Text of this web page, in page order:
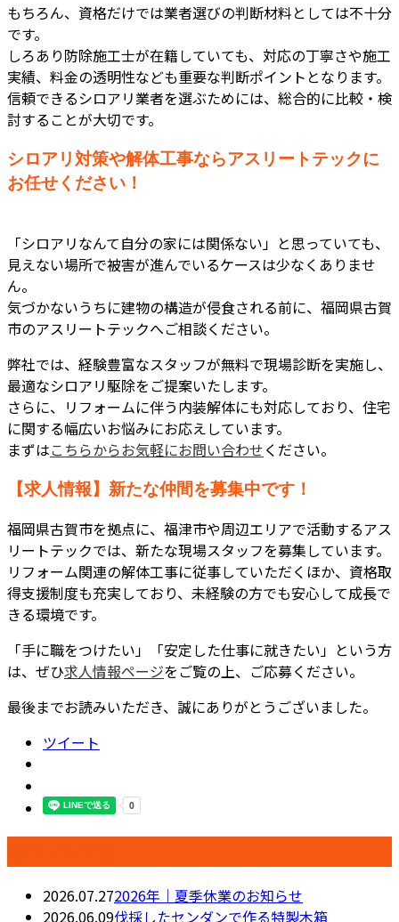
もちろん、資格だけでは業者選びの判断材料としては不十分
です。
しろあり防除施工士が在籍していても、対応の丁寧さや施工
実績、料金の透明性なども重要な判断ポイントとなります。
信頼できるシロアリ業者を選ぶためには、総合的に比較・検
討することが大切です。
シロアリ対策や解体工事ならアスリートテックに
お任せください！
「シロアリなんて自分の家には関係ない」と思っていても、
見えない場所で被害が進んでいるケースは少なくありませ
ん。
気づかないうちに建物の構造が侵食される前に、福岡県古賀
市のアスリートテックへご相談ください。
弊社では、経験豊富なスタッフが無料で現場診断を実施し、
最適なシロアリ駆除をご提案いたします。
さらに、リフォームに伴う内装解体にも対応しており、住宅
に関する幅広いお悩みにお応えしています。
まずはこちらからお気軽にお問い合わせください。
【求人情報】新たな仲間を募集中です！
福岡県古賀市を拠点に、福津市や周辺エリアで活動するアス
リートテックでは、新たな現場スタッフを募集しています。
リフォーム関連の解体工事に従事していただくほか、資格取
得支援制度も充実しており、未経験の方でも安心して成長で
きる環境です。
「手に職をつけたい」「安定した仕事に就きたい」という方
は、ぜひ求人情報ページをご覧の上、ご応募ください。
最後までお読みいただき、誠にありがとうございました。
ツイート
2026.07.272026年｜夏季休業のお知らせ
2026.06.09伐採したセンダンで作る特製木箱